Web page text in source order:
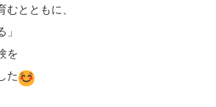
とともに、
」
を
た